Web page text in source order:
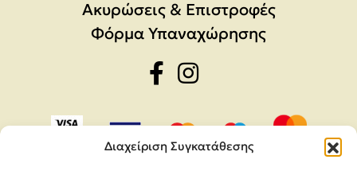
Διαχείριση Συγκατάθεσης
Ακυρώσεις & Επιστροφές
Φόρμα Υπαναχώρησης